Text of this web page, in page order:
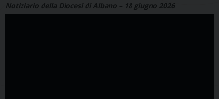
Notiziario della Diocesi di Albano – 18 giugno 2026